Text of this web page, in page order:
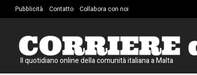
Pubblicità Contatto Collabora con noi
Il quotidiano online della comunità italiana a Malta